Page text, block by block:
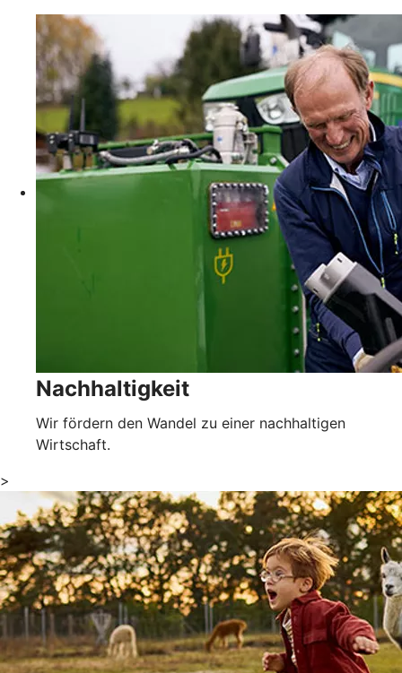
Nachhaltigkeit
Wir fördern den Wandel zu einer nachhaltigen
Wirtschaft.
>